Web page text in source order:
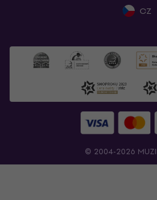
CZ
© 2004-2026